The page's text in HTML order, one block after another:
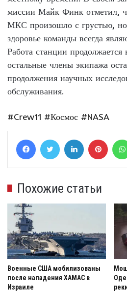
миссии Майк Финк отметил,
МКС произошло с грустью, но
здоровье команды всегда
Работа станции
остальные члены экипажа
продолжения научных
обслуживания.
#Crew11 #Космос #NASA
FacebookTwitter LinkedIn
Похожие статьи
Военные США мобилизованы
после нападения ХАМАС в
Израиле